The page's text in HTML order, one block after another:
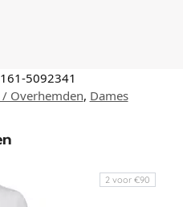
5092341
/ Overhemden, Dames
2 voor €90